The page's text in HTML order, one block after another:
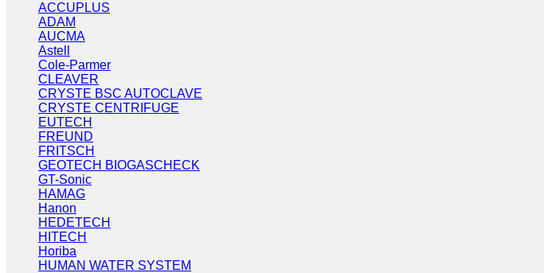
ACCUPLUS
ADAM
AUCMA
Astell
Cole-Parmer
CLEAVER
CRYSTE BSC AUTOCLAVE
CRYSTE CENTRIFUGE
EUTECH
FREUND
FRITSCH
GEOTECH BIOGASCHECK
GT-Sonic
HAMAG
Hanon
HEDETECH
HITECH
Horiba
HUMAN WATER SYSTEM